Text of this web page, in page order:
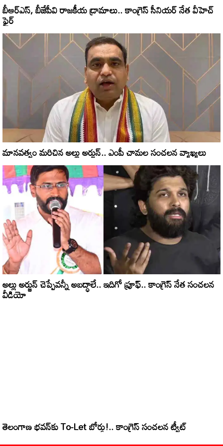
బీఆర్‌ఎస్, బీజేపీవి రాజకీయ డ్రామాలు.. కాంగ్రెస్‌ సీనియర్‌ నేత వీహెచ్‌
ఫైర్‌
మానవత్వం మరిచిన అల్లు అర్జున్.. ఎంపీ చామల సంచలన వ్యాఖ్యలు
అల్లు అర్జున్‌ చెప్పేవన్నీ అబద్ధాలే.. ఇదిగో ప్రూఫ్.. కాంగ్రెస్ నేత సంచలన
వీడియో
తెలంగాణ భవన్‌కు To-Let బోర్డు!.. కాంగ్రెస్‌ సంచలన ట్వీట్‌